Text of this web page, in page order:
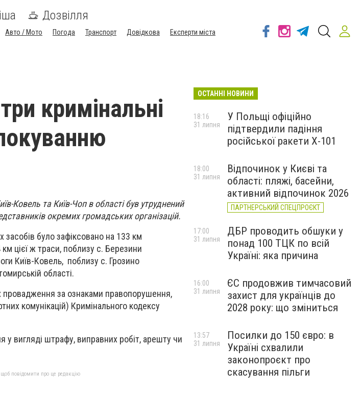
Дозвілля
Авто / Мото Погода Транспорт Довідкова
Експерти міста
кримінальні
Ковель та Київ-Чоп в області був утруднений
окремих громадських організацій.
засобів було зафіксовано на 133 км
цієї ж траси, поблизу с. Березини
Київ-Ковель, поблизу с. Грозино
області.
за ознаками правопорушення,
комунікацій) Кримінального кодексу
у вигляді штрафу, виправних робіт, арешту чи
повідомити про це редакцію
ОСТАННІ НОВИНИ
У Польщі офіційно
підтвердили падіння
російської ракети Х-101
18:16
31 липня
Відпочинок у Києві та
області: пляжі, басейни,
активний відпочинок 2026
ПАРТНЕРСЬКИЙ СПЕЦПРОЄКТ
18:00
31 липня
ДБР проводить обшуки у
понад 100 ТЦК по всій
Україні: яка причина
17:00
31 липня
ЄС продовжив тимчасовий
захист для українців до
2028 року: що зміниться
16:00
31 липня
Посилки до 150 євро: в
Україні схвалили
законопроєкт про
скасування пільги
13:57
31 липня